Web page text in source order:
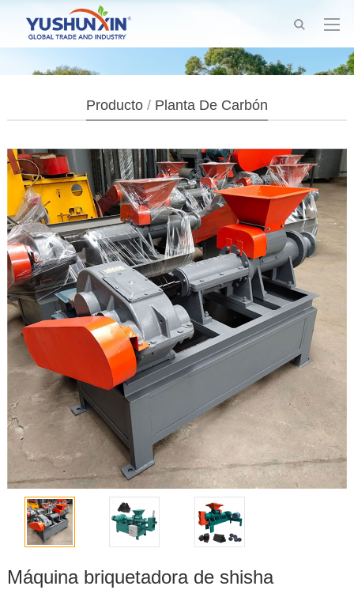
Producto / Planta De Carbón
Máquina briquetadora de shisha